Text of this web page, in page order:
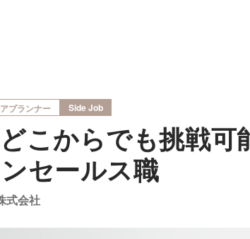
プランナー Side Job
こからでも挑戦可
セールス職
式会社